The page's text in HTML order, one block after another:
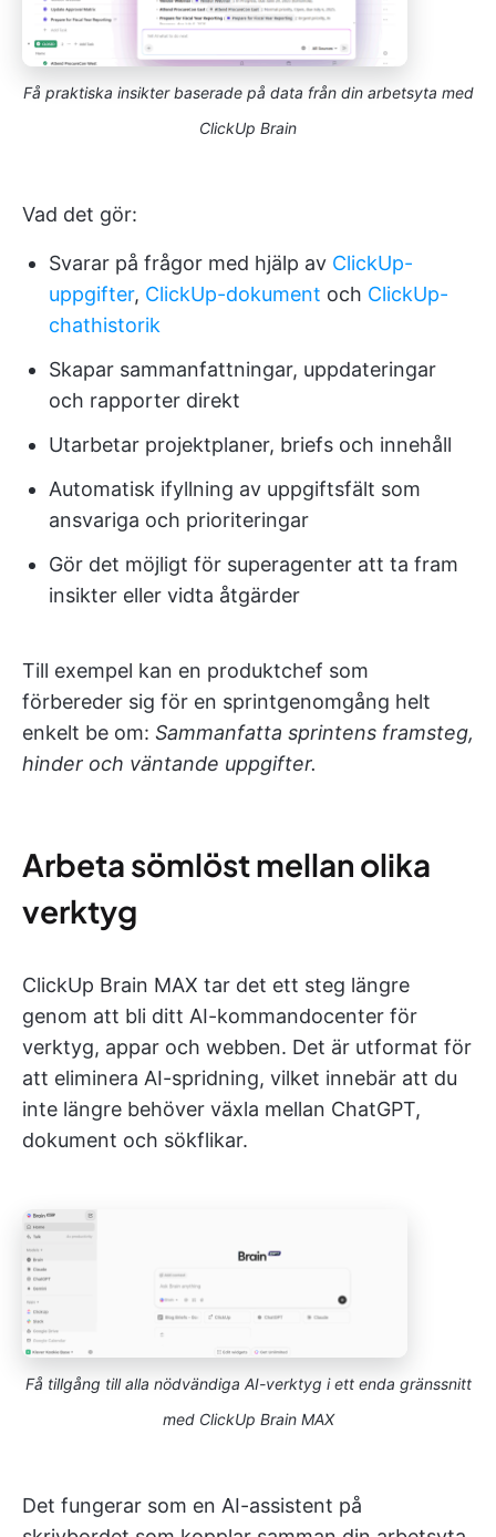
Få praktiska insikter baserade på data från din arbetsyta med
ClickUp Brain
Vad det gör:
Svarar på frågor med hjälp av ClickUp-
uppgifter, ClickUp-dokument och ClickUp-
chathistorik
Skapar sammanfattningar, uppdateringar
och rapporter direkt
Utarbetar projektplaner, briefs och innehåll
Automatisk ifyllning av uppgiftsfält som
ansvariga och prioriteringar
Gör det möjligt för superagenter att ta fram
insikter eller vidta åtgärder
Till exempel kan en produktchef som
förbereder sig för en sprintgenomgång helt
enkelt be om: Sammanfatta sprintens framsteg,
hinder och väntande uppgifter.
Arbeta sömlöst mellan olika
verktyg
ClickUp Brain MAX tar det ett steg längre
genom att bli ditt AI-kommandocenter för
verktyg, appar och webben. Det är utformat för
att eliminera AI-spridning, vilket innebär att du
inte längre behöver växla mellan ChatGPT,
dokument och sökflikar.
Få tillgång till alla nödvändiga AI-verktyg i ett enda gränssnitt
med ClickUp Brain MAX
Det fungerar som en AI-assistent på